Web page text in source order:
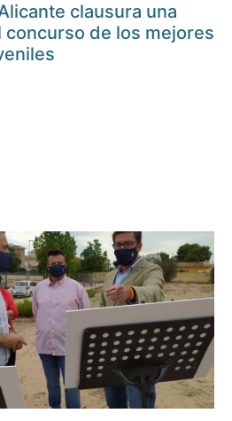
clausura una
concurso de los mejores